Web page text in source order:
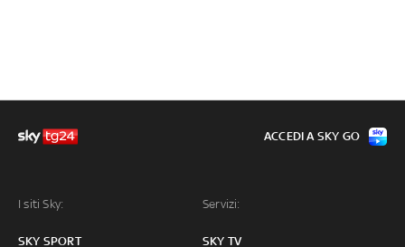
I siti Sky:
SKY SPORT
Servizi:
SKY TV
ACCEDI A SKY GO